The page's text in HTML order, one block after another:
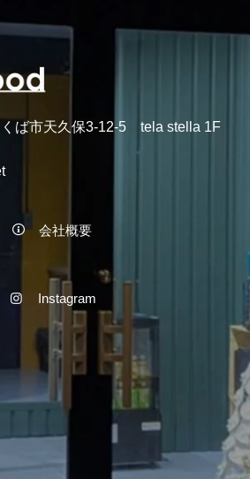
ば市天久保3-12-5 tela stella 1F
会社概要
Instagram